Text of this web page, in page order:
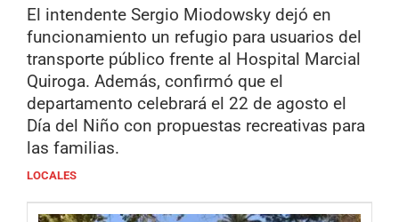
El intendente Sergio Miodowsky dejó en
funcionamiento un refugio para usuarios del
transporte público frente al Hospital Marcial
Quiroga. Además, confirmó que el
departamento celebrará el 22 de agosto el
Día del Niño con propuestas recreativas para
las familias.
LOCALES